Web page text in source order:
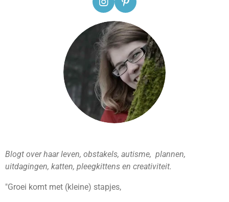
I
n
s
t
a
g
m
P
i
n
t
e
r
e
s
t
Blogt over haar leven, obstakels, autisme, plannen,
uitdagingen, katten, pleegkittens en creativiteit.
"Groei komt met (kleine) stapjes,